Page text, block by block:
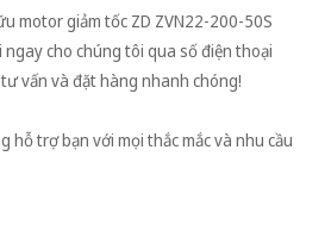
motor giảm tốc ZD ZVN22-200-50S
cho chúng tôi qua số điện thoại
vấn và đặt hàng nhanh chóng!
hỗ trợ bạn với mọi thắc mắc và nhu cầu